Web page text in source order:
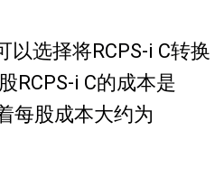
以选择将RCPS-i C转换
RCPS-i C的成本是
每股成本大约为